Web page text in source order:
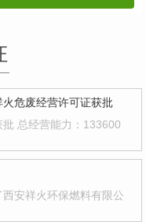
危废经营许可证获批
总经营能力：133600
安祥火环保燃料有限公